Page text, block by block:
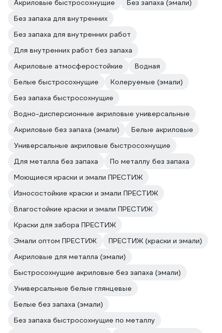
Акриловые быстросохнущие
Без запаха (эмали)
Без запаха для внутренних
Без запаха для внутренних работ
Для внутренних работ без запаха
Акриловые атмосферостойкие
Водная
Белые быстросохнущие
Колеруемые (эмали)
Без запаха быстросохнущие
Водно-дисперсионные акриловые универсальные
Акриловые без запаха (эмали)
Белые акриловые
Универсальные акриловые быстросохнущие
Для металла без запаха
По металлу без запаха
Моющиеся краски и эмали ПРЕСТИЖ
Износостойкие краски и эмали ПРЕСТИЖ
Влагостойкие краски и эмали ПРЕСТИЖ
Краски для забора ПРЕСТИЖ
Эмали оптом ПРЕСТИЖ
ПРЕСТИЖ (краски и эмали)
Акриловые для металла (эмали)
Быстросохнущие акриловые без запаха (эмали)
Универсальные белые глянцевые
Белые без запаха (эмали)
Без запаха быстросохнущие по металлу